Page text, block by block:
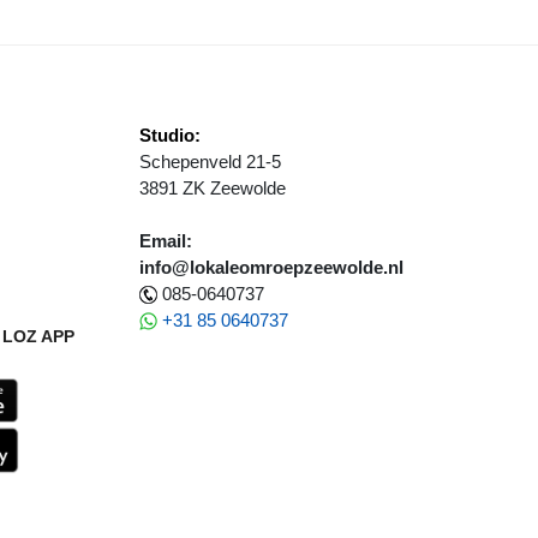
APP
Studio:
Schepenveld 21-5
3891 ZK Zeewolde
Email:
info@lokaleomroepzeewolde.nl
085-0640737
+31 85 0640737